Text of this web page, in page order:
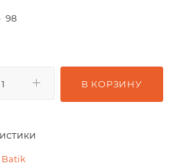
98
В КОРЗИНУ
Batik